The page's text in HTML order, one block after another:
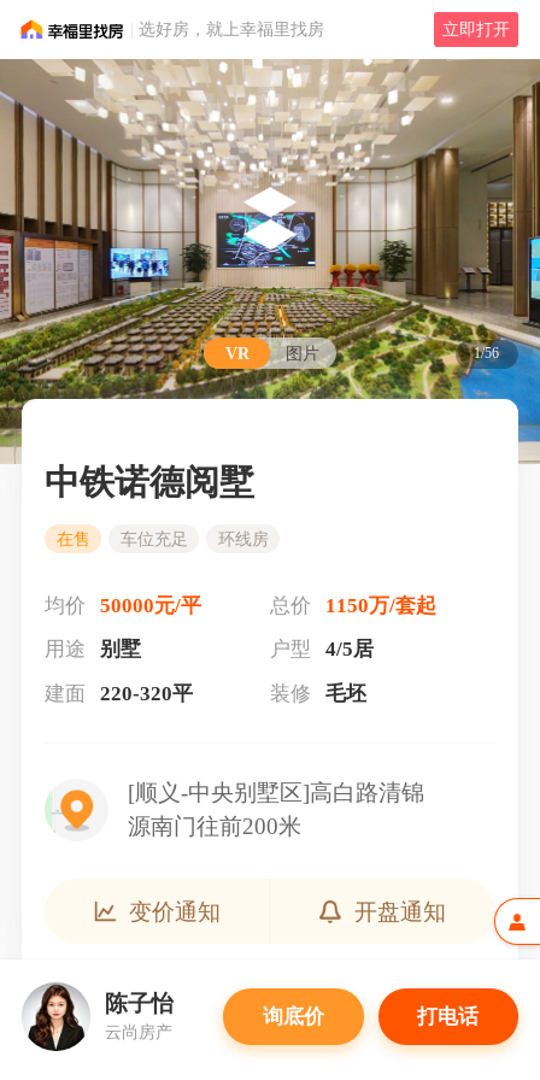
选好房，就上幸福里找房 立即打开
1/56
VR 图片
中铁诺德阅墅
在售 车位充足 环线房
均价 50000元/平 总价
1150万/套起
用途
别墅 户型
4/5居
建面
220-320平 装修 毛坯
[顺义-中央别墅区]高白路清锦
源南门往前200米
变价通知 开盘通知
陈子怡
云尚房产
询底价 打电话